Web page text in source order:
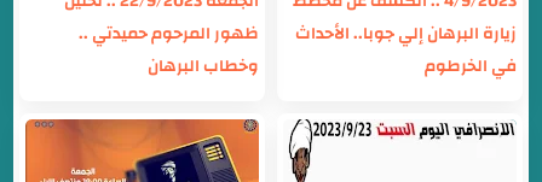
زيارة البرهان إلي جوبا.. الأحداث
في الخرطوم
ظهور المرحوم حميدتي ..
وخطاب البرهان